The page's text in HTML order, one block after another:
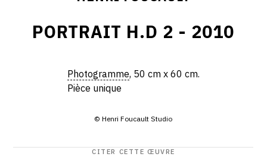
PORTRAIT H.D 2 - 2010
Photogramme, 50 cm x 60 cm.
Pièce unique
© Henri Foucault Studio
CITER CETTE ŒUVRE